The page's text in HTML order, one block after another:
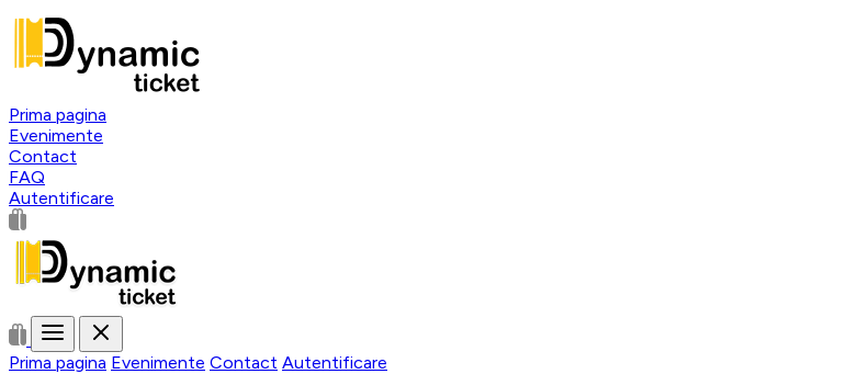
Prima pagina
Evenimente
Contact
FAQ
Autentificare
Prima pagina Evenimente Contact Autentificare